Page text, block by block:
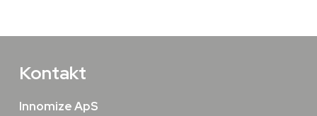
Kontakt
Innomize ApS